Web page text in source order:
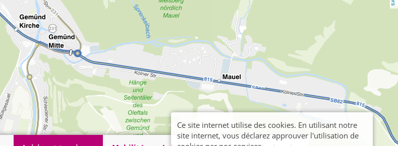
Ce site internet utilise des cookies. En utilisant notre
site internet, vous déclarez approuver l'utilisation de